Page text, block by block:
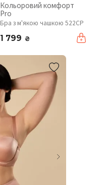
Кольоровий комфорт
Pro
Бра з м'якою чашкою 522CP
1 799 ₴